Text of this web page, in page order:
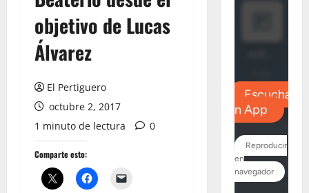
objetivo de Lucas
Álvarez
El Pertiguero
octubre 2, 2017
1 minuto de lectura
0
Comparte esto: